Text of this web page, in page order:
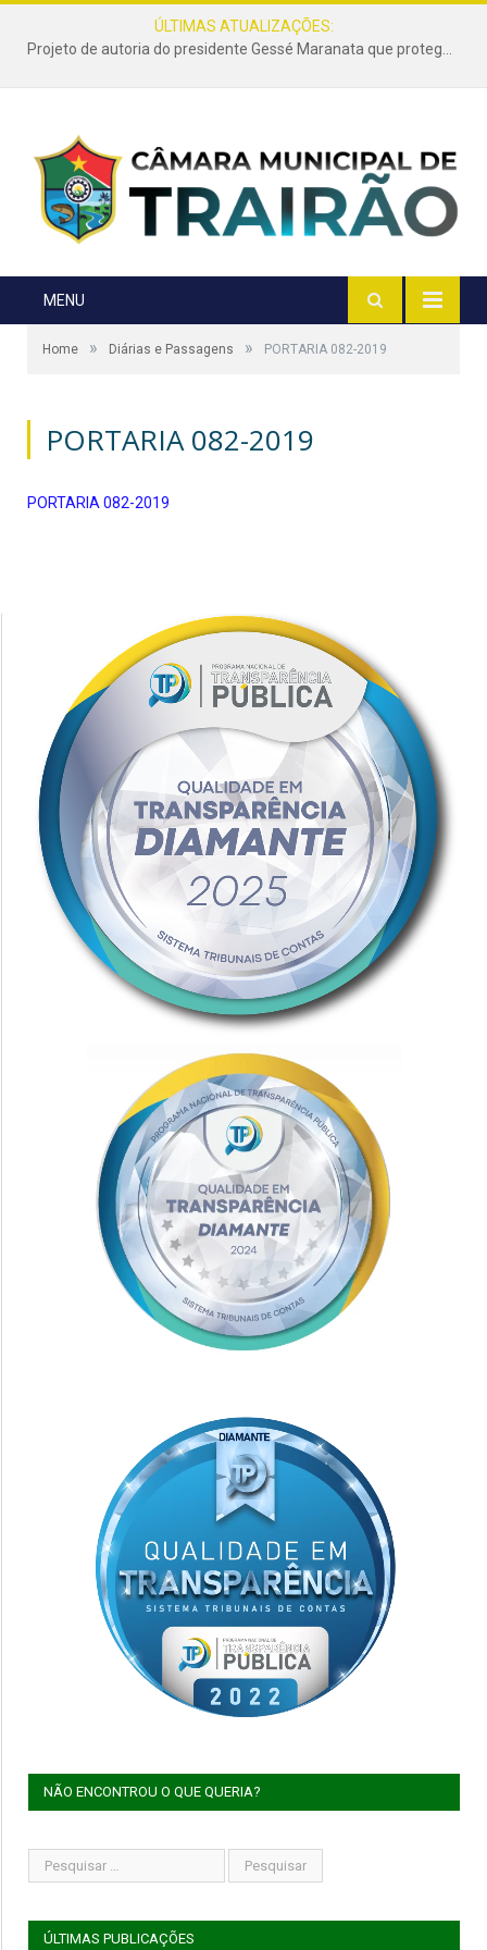
ÚLTIMAS ATUALIZAÇÕES:
Projeto de autoria do presidente Gessé Maranata que protege as estradas vicinais de Trairão é transformado em lei
MENU
Home » Diárias e Passagens » PORTARIA 082-2019
PORTARIA 082-2019
PORTARIA 082-2019
NÃO ENCONTROU O QUE QUERIA?
ÚLTIMAS PUBLICAÇÕES